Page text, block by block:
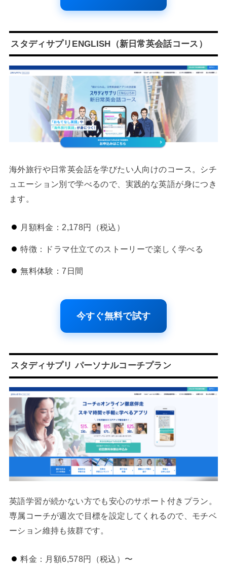
スタディサプリENGLISH（新日常英会話コース）
海外旅行や日常英会話を学びたい人向けのコース。シチ
ュエーション別で学べるので、実践的な英語が身につき
ます。
月額料金：2,178円（税込）
特徴：ドラマ仕立てのストーリーで楽しく学べる
無料体験：7日間
今すぐ無料で試す
スタディサプリ パーソナルコーチプラン
英語学習が続かない方でも安心のサポート付きプラン。
専属コーチが週次で目標を設定してくれるので、モチベ
ーション維持も抜群です。
料金：月額6,578円（税込）〜